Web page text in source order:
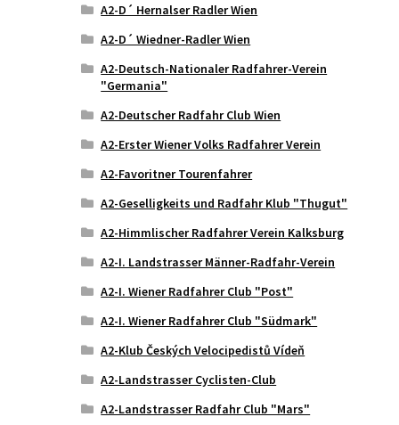
A2-D´ Hernalser Radler Wien
A2-D´ Wiedner-Radler Wien
A2-Deutsch-Nationaler Radfahrer-Verein
"Germania"
A2-Deutscher Radfahr Club Wien
A2-Erster Wiener Volks Radfahrer Verein
A2-Favoritner Tourenfahrer
A2-Geselligkeits und Radfahr Klub "Thugut"
A2-Himmlischer Radfahrer Verein Kalksburg
A2-I. Landstrasser Männer-Radfahr-Verein
A2-I. Wiener Radfahrer Club "Post"
A2-I. Wiener Radfahrer Club "Südmark"
A2-Klub Českých Velocipedistů Vídeň
A2-Landstrasser Cyclisten-Club
A2-Landstrasser Radfahr Club "Mars"